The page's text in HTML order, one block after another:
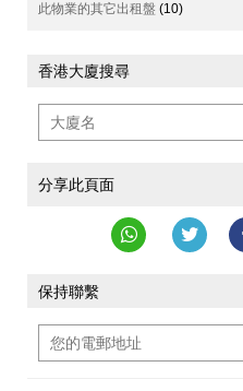
此物業的其它出租盤 (10)
香港大廈搜尋
分享此頁面
保持聯繫